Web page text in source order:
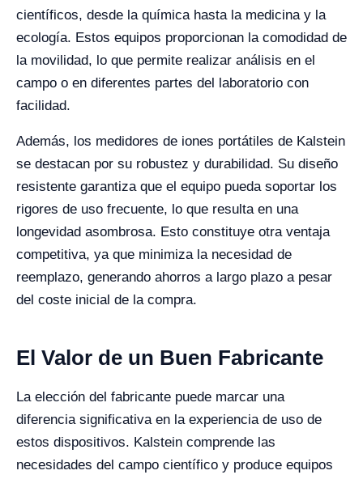
científicos, desde la química hasta la medicina y la
ecología. Estos equipos proporcionan la comodidad de
la movilidad, lo que permite realizar análisis en el
campo o en diferentes partes del laboratorio con
facilidad.
Además, los medidores de iones portátiles de Kalstein
se destacan por su robustez y durabilidad. Su diseño
resistente garantiza que el equipo pueda soportar los
rigores de uso frecuente, lo que resulta en una
longevidad asombrosa. Esto constituye otra ventaja
competitiva, ya que minimiza la necesidad de
reemplazo, generando ahorros a largo plazo a pesar
del coste inicial de la compra.
El Valor de un Buen Fabricante
La elección del fabricante puede marcar una
diferencia significativa en la experiencia de uso de
estos dispositivos. Kalstein comprende las
necesidades del campo científico y produce equipos